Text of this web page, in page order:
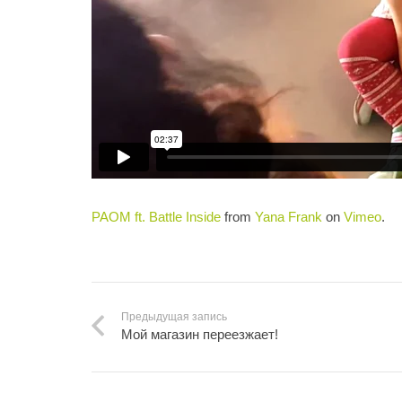
PAOM ft. Battle Inside from Yana Frank on Vimeo.
Предыдущая запись
Мой магазин переезжает!